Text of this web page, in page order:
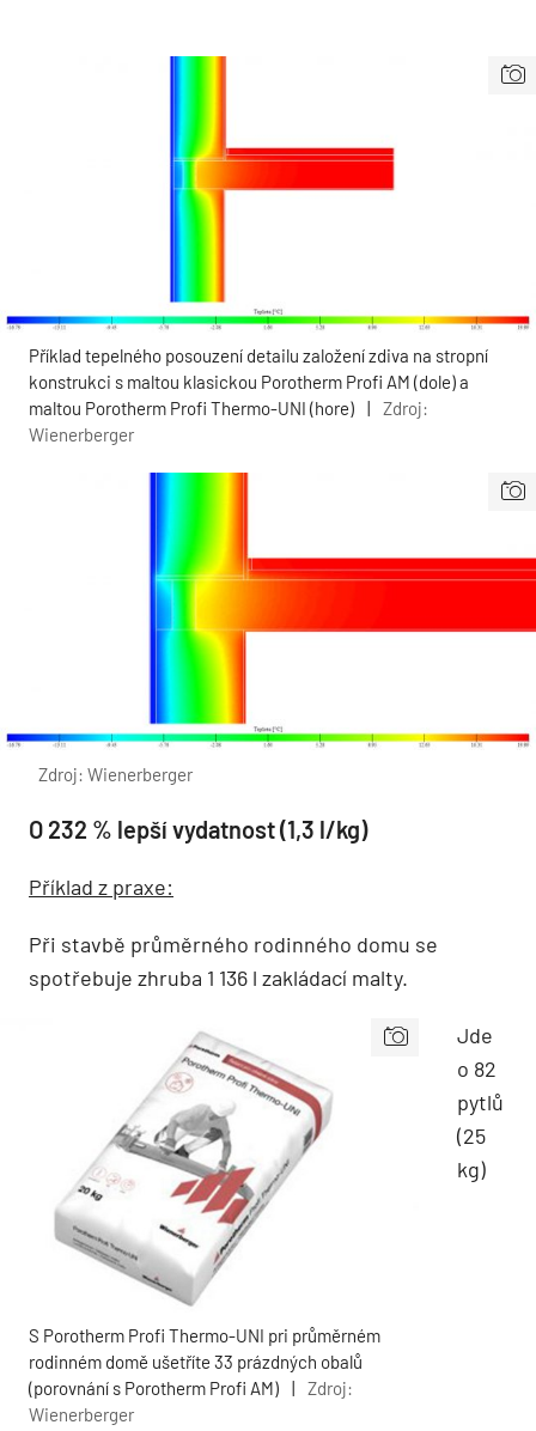
Příklad tepelného posouzení detailu založení zdiva na stropní
konstrukci s maltou klasickou Porotherm Profi AM (dole) a
maltou Porotherm Profi Thermo-UNI (hore)
|
Zdroj:
Wienerberger
Zdroj: Wienerberger
O 232 % lepší vydatnost (1,3 l/kg)
Příklad z praxe:
Při stavbě průměrného rodinného domu se
spotřebuje zhruba 1 136 l zakládací malty.
S Porotherm Profi Thermo-UNI pri průměrném
rodinném domě ušetříte 33 prázdných obalů
(porovnání s Porotherm Profi AM)
|
Zdroj:
Wienerberger
Jde
o 82
pytlů
(25
kg)